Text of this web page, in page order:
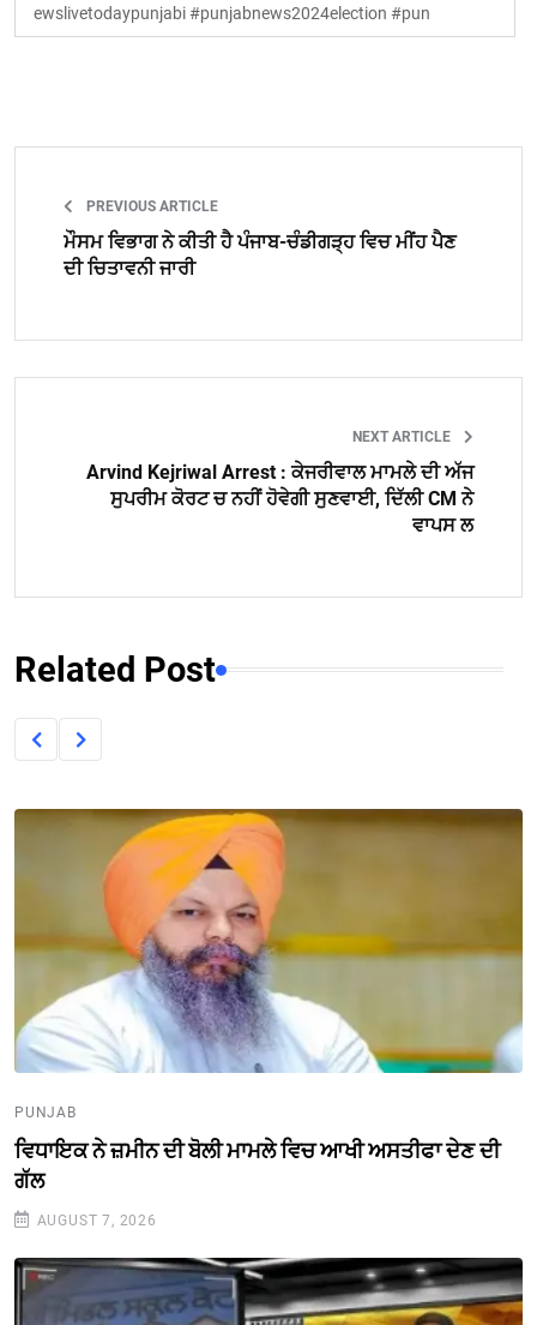
ewslivetodaypunjabi #punjabnews2024election #pun
PREVIOUS ARTICLE
ਮੌਸਮ ਵਿਭਾਗ ਨੇ ਕੀਤੀ ਹੈ ਪੰਜਾਬ-ਚੰਡੀਗੜ੍ਹ ਵਿਚ ਮੀਂਹ ਪੈਣ
ਦੀ ਚਿਤਾਵਨੀ ਜਾਰੀ
NEXT ARTICLE
Arvind Kejriwal Arrest : ਕੇਜਰੀਵਾਲ ਮਾਮਲੇ ਦੀ ਅੱਜ
ਸੁਪਰੀਮ ਕੋਰਟ ਚ ਨਹੀਂ ਹੋਵੇਗੀ ਸੁਣਵਾਈ, ਦਿੱਲੀ CM ਨੇ
ਵਾਪਸ ਲ
Related Post
PUNJAB
ਵਿਧਾਇਕ ਨੇ ਜ਼ਮੀਨ ਦੀ ਬੋਲੀ ਮਾਮਲੇ ਵਿਚ ਆਖੀ ਅਸਤੀਫਾ ਦੇਣ ਦੀ
ਗੱਲ
AUGUST 7, 2026